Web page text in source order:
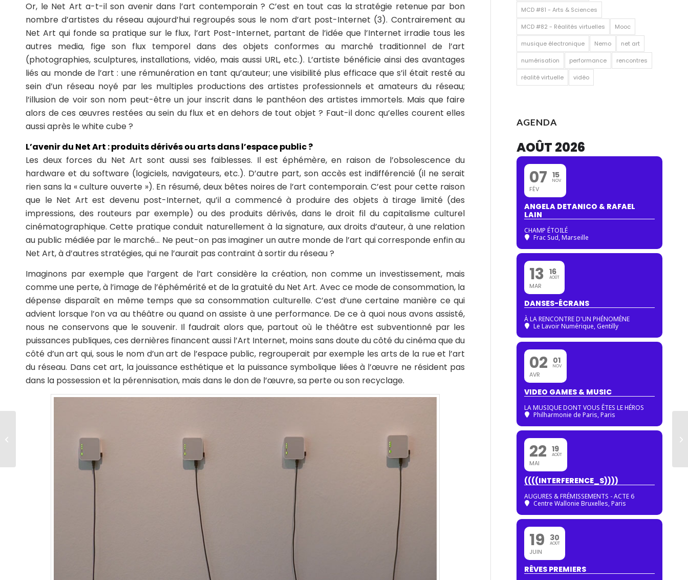
Or, le Net Art a-t-il son avenir dans l’art contemporain ? C’est en tout cas la stratégie retenue par bon
nombre d’artistes du réseau aujourd’hui regroupés sous le nom d’art post-Internet (3). Contrairement au
Net Art qui fonde sa pratique sur le flux, l’art Post-Internet, partant de l’idée que l’Internet irradie tous les
autres media, fige son flux temporel dans des objets conformes au marché traditionnel de l’art
(photographies, sculptures, installations, vidéo, mais aussi URL, etc.). L’artiste bénéficie ainsi des avantages
liés au monde de l’art : une rémunération en tant qu’auteur; une visibilité plus efficace que s’il était resté au
sein d’un réseau noyé par les multiples productions des artistes professionnels et amateurs du réseau;
l’illusion de voir son nom peut-être un jour inscrit dans le panthéon des artistes immortels. Mais que faire
alors de ces œuvres restées au sein du flux et en dehors de tout objet ? Faut-il donc qu’elles courent elles
aussi après le white cube ?
L’avenir du Net Art : produits dérivés ou arts dans l’espace public ?
Les deux forces du Net Art sont aussi ses faiblesses. Il est éphémère, en raison de l’obsolescence du
hardware et du software (logiciels, navigateurs, etc.). D’autre part, son accès est indifférencié (il ne serait
rien sans la « culture ouverte »). En résumé, deux bêtes noires de l’art contemporain. C’est pour cette raison
que le Net Art est devenu post-Internet, qu’il a commencé à produire des objets à tirage limité (des
impressions, des routeurs par exemple) ou des produits dérivés, dans le droit fil du capitalisme culturel
cinématographique. Cette pratique conduit naturellement à la signature, aux droits d’auteur, à une relation
au public médiée par le marché… Ne peut-on pas imaginer un autre monde de l’art qui corresponde enfin au
Net Art, à d’autres stratégies, qui ne l’aurait pas contraint à sortir du réseau ?
Imaginons par exemple que l’argent de l’art considère la création, non comme un investissement, mais
comme une perte, à l’image de l’éphémérité et de la gratuité du Net Art. Avec ce mode de consommation, la
dépense disparaît en même temps que sa consommation culturelle. C’est d’une certaine manière ce qui
advient lorsque l’on va au théâtre ou quand on assiste à une performance. De ce à quoi nous avons assisté,
nous ne conservons que le souvenir. Il faudrait alors que, partout où le théâtre est subventionné par les
puissances publiques, ces dernières financent aussi l’Art Internet, moins sans doute du côté du cinéma que du
côté d’un art qui, sous le nom d’un art de l’espace public, regrouperait par exemple les arts de la rue et l’art
du réseau. Dans cet art, la jouissance esthétique et la puissance symbolique liées à l’œuvre ne résident pas
dans la possession et la pérennisation, mais dans le don de l’œuvre, sa perte ou son recyclage.
MCD #81 - Arts & Sciences
MCD #82 - Réalités virtuelles Mooc
musique électronique Nemo net art
numérisation performance rencontres
réalité virtuelle vidéo
AGENDA
AOÛT 2026
07
FÉV
15
NOV
ANGELA DETANICO & RAFAEL
LAIN
CHAMP ÉTOILÉ
Frac Sud, Marseille
13
MAR
16
AOÛT
DANSES-ÉCRANS
À LA RENCONTRE D'UN PHÉNOMÈNE
Le Lavoir Numérique, Gentilly
02
AVR
01
NOV
VIDEO GAMES & MUSIC
LA MUSIQUE DONT VOUS ÊTES LE HÉROS
Philharmonie de Paris, Paris
22
MAI
19
AOÛT
((((INTERFERENCE_S))))
AUGURES & FRÉMISSEMENTS - ACTE 6
Centre Wallonie Bruxelles, Paris
19
JUIN
30
AOÛT
RÊVES PREMIERS